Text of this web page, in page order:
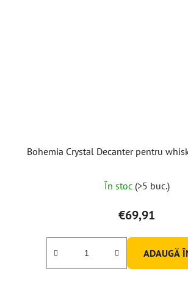
Bohemia Crystal Decanter pentru
În stoc (>5 buc.)
€69,91
ADAUGĂ